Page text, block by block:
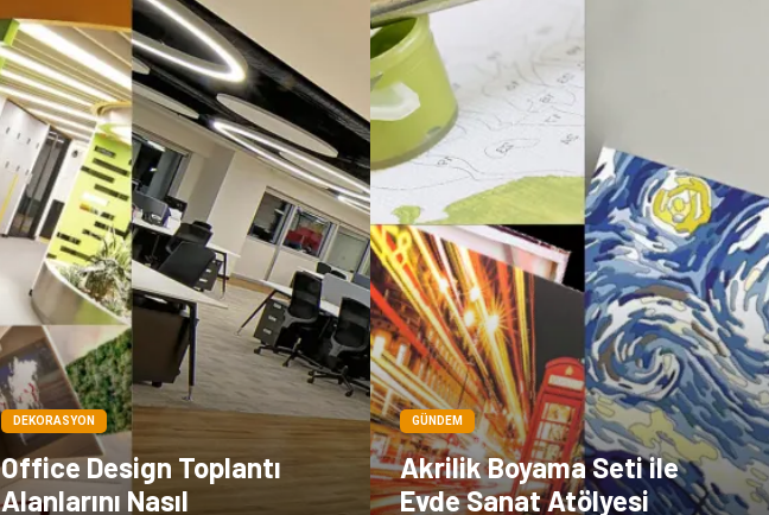
Kına Gecesi
Spor Malzemeleri Basın Yayın
Moda İthalat İhracat
Bakım
DEKORASYON
Office Design Toplantı
Alanlarını Nasıl
GÜNDEM
Akrilik Boyama Seti ile
Evde Sanat Atölyesi